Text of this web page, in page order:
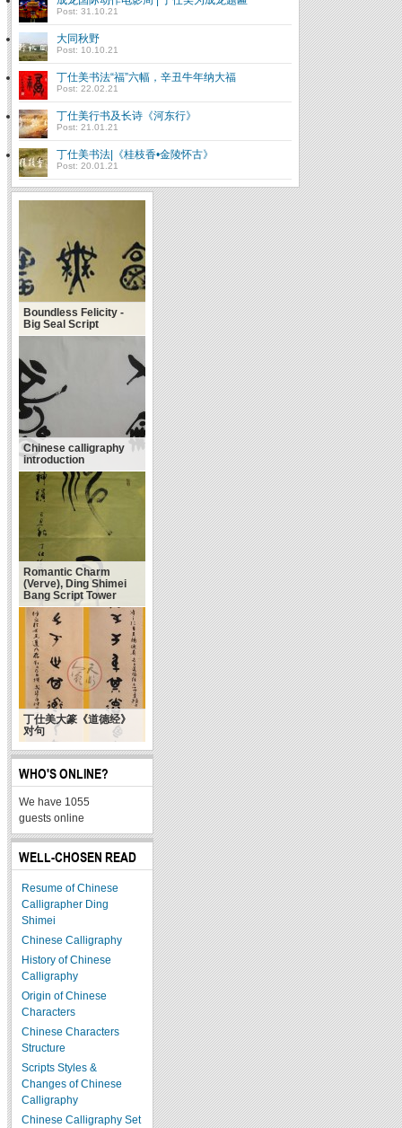
Post: 31.10.21
大同秋野
Post: 10.10.21
丁仕美书法“福”六幅，辛丑牛年纳大福
Post: 22.02.21
丁仕美行书及长诗《河东行》
Post: 21.01.21
丁仕美书法|《桂枝香•金陵怀古》
Post: 20.01.21
Philosophy About
Chinese Calligraphy
Boundless Felicity -
Big Seal Script
Chinese calligraphy
introduction
Romantic Charm
(Verve), Ding Shimei
Bang Script Tower
丁仕美大篆《道德经》
对句
WHO'S ONLINE?
We have 1055
guests online
WELL-CHOSEN READ
Resume of Chinese
Calligrapher Ding
Shimei
Chinese Calligraphy
History of Chinese
Calligraphy
Origin of Chinese
Characters
Chinese Characters
Structure
Scripts Styles &
Changes of Chinese
Calligraphy
Chinese Calligraphy Set